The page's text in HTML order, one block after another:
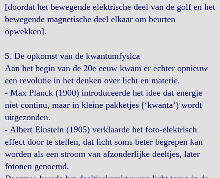
[doordat het bewegende elektrische deel van de golf en het
bewegende magnetische deel elkaar om beurten
opwekken].
5. De opkomst van de kwantumfysica
Aan het begin van de 20e eeuw kwam er echter opnieuw
een revolutie in het denken over licht en materie.
- Max Planck (1900) introduceerde het idee dat energie
niet continu, maar in kleine pakketjes (‘kwanta’) wordt
uitgezonden.
- Albert Einstein (1905) verklaarde het foto-elektrisch
effect door te stellen, dat licht soms beter begrepen kan
worden als een stroom van afzonderlijke deeltjes, later
fotonen genoemd.